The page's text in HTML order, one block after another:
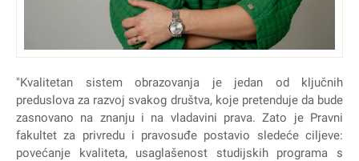
"Kvalitetan sistem obrazovanja je jedan od ključnih
preduslova za razvoj svakog društva, koje pretenduje da bude
zasnovano na znanju i na vladavini prava. Zato je Pravni
fakultet za privredu i pravosuđe postavio sledeće ciljeve:
povećanje kvaliteta, usaglašenost studijskih programa s